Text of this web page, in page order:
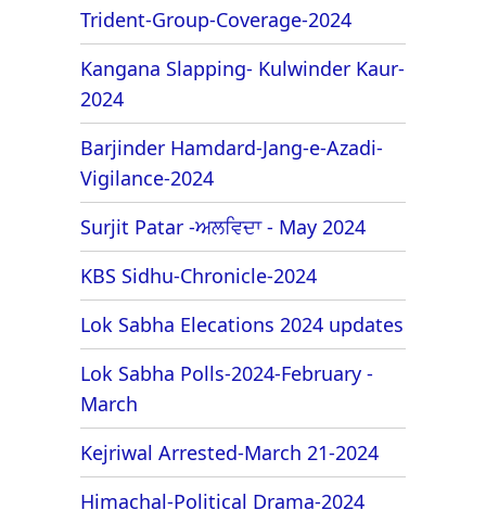
Trident-Group-Coverage-2024
Kangana Slapping- Kulwinder Kaur-
2024
Barjinder Hamdard-Jang-e-Azadi-
Vigilance-2024
Surjit Patar -ਅਲਵਿਦਾ - May 2024
KBS Sidhu-Chronicle-2024
Lok Sabha Elecations 2024 updates
Lok Sabha Polls-2024-February -
March
Kejriwal Arrested-March 21-2024
Himachal-Political Drama-2024